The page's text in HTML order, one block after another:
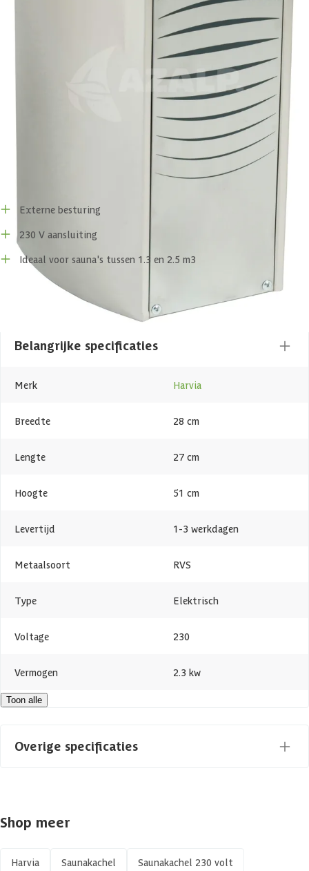
Dit model werkt niet zonder externe besturing.
Technische handleiding Harvia Vega BC23E compact
Externe besturing
230 V aansluiting
Ideaal voor sauna's tussen 1.3 en 2.5 m3
Specificaties
Belangrijke specificaties
Merk Harvia
Breedte 28 cm
Lengte 27 cm
Hoogte 51 cm
Levertijd 1-3 werkdagen
Metaalsoort RVS
Type Elektrisch
Voltage 230
Vermogen 2.3 kw
Azalp artikelcode
EAN-code
Toon alle
Overige specificaties
Kachel soort
Saunakachel installatie
Door een erkend
Shop meer
Harvia Saunakachel Saunakachel 230 volt